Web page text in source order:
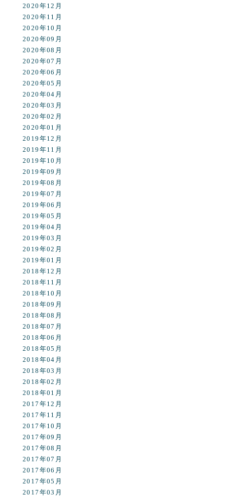
2020年12月
2020年11月
2020年10月
2020年09月
2020年08月
2020年07月
2020年06月
2020年05月
2020年04月
2020年03月
2020年02月
2020年01月
2019年12月
2019年11月
2019年10月
2019年09月
2019年08月
2019年07月
2019年06月
2019年05月
2019年04月
2019年03月
2019年02月
2019年01月
2018年12月
2018年11月
2018年10月
2018年09月
2018年08月
2018年07月
2018年06月
2018年05月
2018年04月
2018年03月
2018年02月
2018年01月
2017年12月
2017年11月
2017年10月
2017年09月
2017年08月
2017年07月
2017年06月
2017年05月
2017年03月